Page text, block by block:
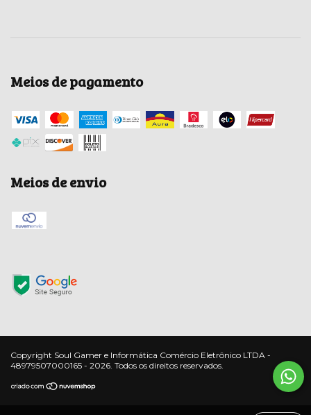
Meios de pagamento
Meios de envio
Copyright Soul Gamer e Informática Comércio Eletrônico LTDA -
48979507000165 - 2026. Todos os direitos reservados.